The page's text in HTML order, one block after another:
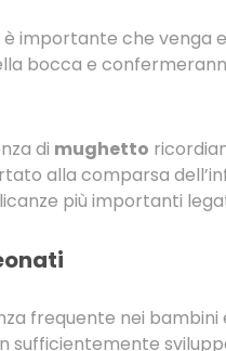
è importante che
bocca e
di mughetto
alla comparsa
più importanti
frequente nei
sufficientemente